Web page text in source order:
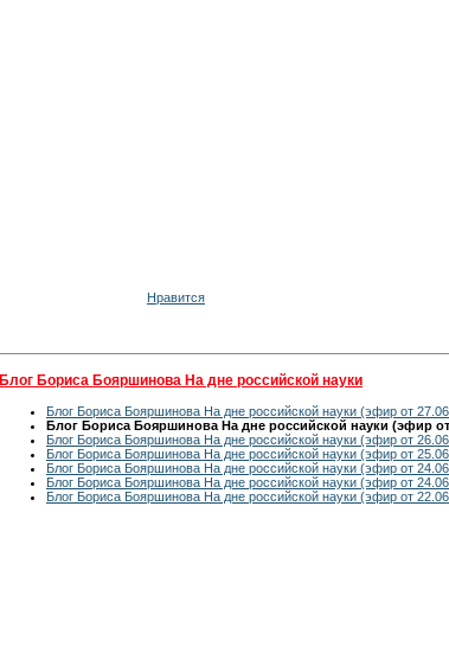
Нравится
Блог Бориса Бояршинова На дне российской науки
Блог Бориса Бояршинова На дне российской науки (эфир от
Блог Бориса Бояршинова На дне российской науки (эфир от
Блог Бориса Бояршинова На дне российской науки (эфир от
Блог Бориса Бояршинова На дне российской науки (эфир от
Блог Бориса Бояршинова На дне российской науки (эфир от
Блог Бориса Бояршинова На дне российской науки (эфир от
Блог Бориса Бояршинова На дне российской науки (эфир от